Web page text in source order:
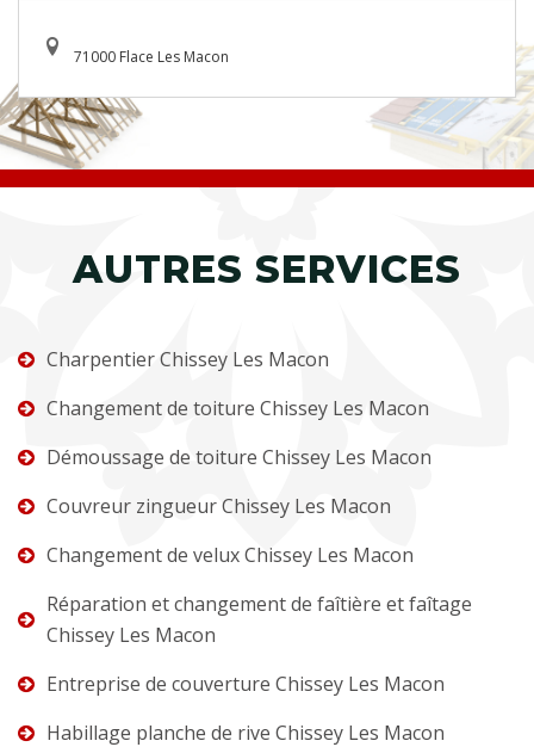
71000 Flace Les Macon
AUTRES SERVICES
Charpentier Chissey Les Macon
Changement de toiture Chissey Les Macon
Démoussage de toiture Chissey Les Macon
Couvreur zingueur Chissey Les Macon
Changement de velux Chissey Les Macon
Réparation et changement de faîtière et faîtage
Chissey Les Macon
Entreprise de couverture Chissey Les Macon
Habillage planche de rive Chissey Les Macon